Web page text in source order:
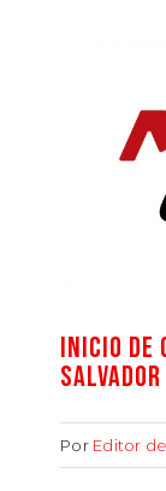
INICIO DE
SALVADOR
Por Editor